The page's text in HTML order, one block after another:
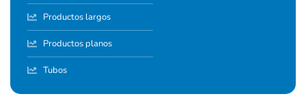
Productos largos
Productos planos
Tubos